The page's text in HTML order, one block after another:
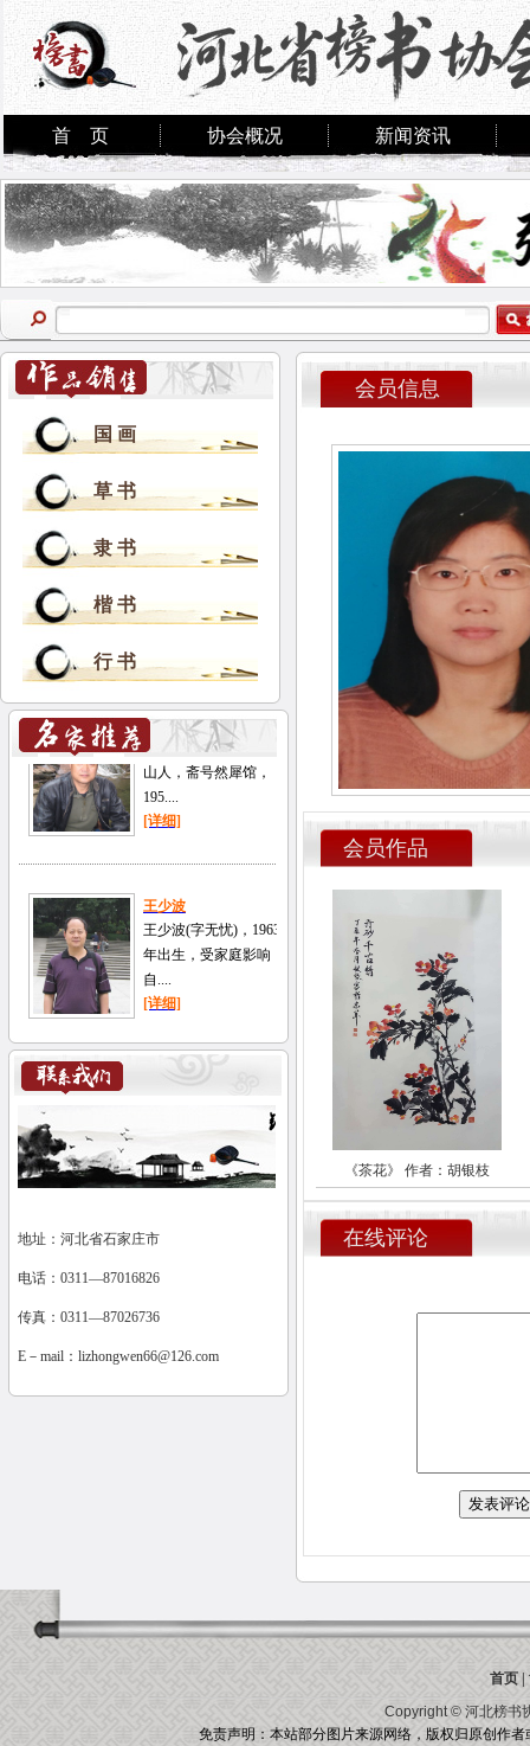
首 页 协会概况 新闻资讯
国 画
草 书
隶 书
楷 书
行 书
地址：河北省石家庄市
电话：0311—87016826
传真：0311—87026736
E－mail： lizhongwen66@126.com
会员信息
会员作品
《茶花》 作者：胡银枝
在线评论
首页|
Copyright © 河北榜书
免责声明：本站部分图片来源网络，版权归原创作